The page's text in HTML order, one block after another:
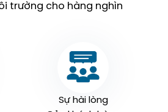
trường cho hàng nghìn
Sự hài lòng